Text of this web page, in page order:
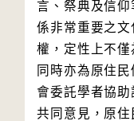
言、祭典及信
係非常重要之
權，定性上不僅
同時亦為原住
會委託學者協
共同意見，原